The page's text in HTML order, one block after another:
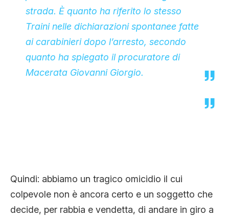
strada. È quanto ha riferito lo stesso
Traini nelle dichiarazioni spontanee fatte
ai carabinieri dopo l’arresto, secondo
quanto ha spiegato il procuratore di
Macerata Giovanni Giorgio.
Quindi: abbiamo un tragico omicidio il cui
colpevole non è ancora certo e un soggetto che
decide, per rabbia e vendetta, di andare in giro a